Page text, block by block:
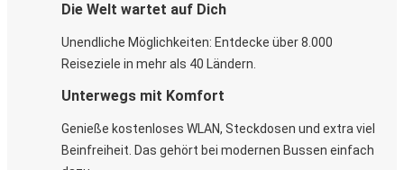
Die Welt wartet auf Dich
Unendliche Möglichkeiten: Entdecke über 8.000
Reiseziele in mehr als 40 Ländern.
Unterwegs mit Komfort
Genieße kostenloses WLAN, Steckdosen und extra viel
Beinfreiheit. Das gehört bei modernen Bussen einfach